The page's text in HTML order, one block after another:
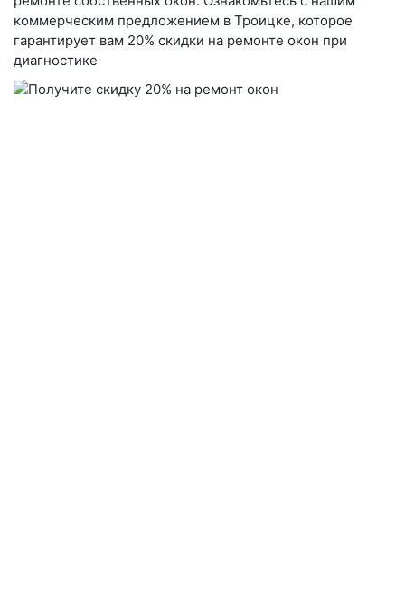
коммерческим предложением в Троицке, которое
гарантирует вам 20% скидки на ремонте окон при
диагностике